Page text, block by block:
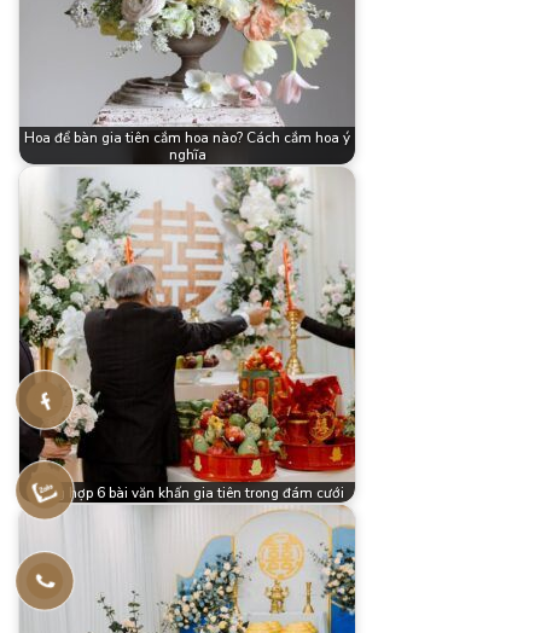
Hoa để bàn gia tiên cắm hoa nào? Cách cắm hoa ý
nghĩa
Tổng hợp 6 bài văn khấn gia tiên trong đám cưới